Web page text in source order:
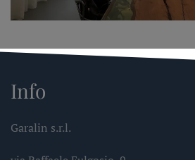
Info
Garalin s.r.l.